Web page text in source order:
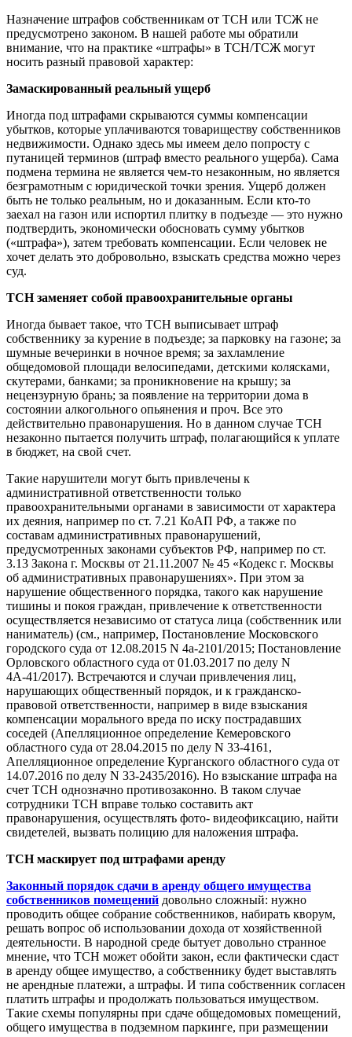
Назначение штрафов собственникам от ТСН или ТСЖ не
предусмотрено законом. В нашей работе мы обратили
внимание, что на практике «штрафы» в ТСН/ТСЖ могут
носить разный правовой характер:
Замаскированный реальный ущерб
Иногда под штрафами скрываются суммы компенсации
убытков, которые уплачиваются товариществу собственников
недвижимости. Однако здесь мы имеем дело попросту с
путаницей терминов (штраф вместо реального ущерба). Сама
подмена термина не является чем-то незаконным, но является
безграмотным с юридической точки зрения. Ущерб должен
быть не только реальным, но и доказанным. Если кто-то
заехал на газон или испортил плитку в подъезде — это нужно
подтвердить, экономически обосновать сумму убытков
(«штрафа»), затем требовать компенсации. Если человек не
хочет делать это добровольно, взыскать средства можно через
суд.
ТСН заменяет собой правоохранительные органы
Иногда бывает такое, что ТСН выписывает штраф
собственнику за курение в подъезде; за парковку на газоне; за
шумные вечеринки в ночное время; за захламление
общедомовой площади велосипедами, детскими колясками,
скутерами, банками; за проникновение на крышу; за
нецензурную брань; за появление на территории дома в
состоянии алкогольного опьянения и проч. Все это
действительно правонарушения. Но в данном случае ТСН
незаконно пытается получить штраф, полагающийся к уплате
в бюджет, на свой счет.
Такие нарушители могут быть привлечены к
административной ответственности только
правоохранительными органами в зависимости от характера
их деяния, например по ст. 7.21 КоАП РФ, а также по
составам административных правонарушений,
предусмотренных законами субъектов РФ, например по ст.
3.13 Закона г. Москвы от 21.11.2007 № 45 «Кодекс г. Москвы
об административных правонарушениях». При этом за
нарушение общественного порядка, такого как нарушение
тишины и покоя граждан, привлечение к ответственности
осуществляется независимо от статуса лица (собственник или
наниматель) (см., например, Постановление Московского
городского суда от 12.08.2015 N 4а-2101/2015; Постановление
Орловского областного суда от 01.03.2017 по делу N
4А-41/2017). Встречаются и случаи привлечения лиц,
нарушающих общественный порядок, и к гражданско-
правовой ответственности, например в виде взыскания
компенсации морального вреда по иску пострадавших
соседей (Апелляционное определение Кемеровского
областного суда от 28.04.2015 по делу N 33-4161,
Апелляционное определение Курганского областного суда от
14.07.2016 по делу N 33-2435/2016). Но взыскание штрафа на
счет ТСН однозначно противозаконно. В таком случае
сотрудники ТСН вправе только составить акт
правонарушения, осуществлять фото- видеофиксацию, найти
свидетелей, вызвать полицию для наложения штрафа.
ТСН маскирует под штрафами аренду
Законный порядок сдачи в аренду общего имущества
собственников помещений довольно сложный: нужно
проводить общее собрание собственников, набирать кворум,
решать вопрос об использовании дохода от хозяйственной
деятельности. В народной среде бытует довольно странное
мнение, что ТСН может обойти закон, если фактически сдаст
в аренду общее имущество, а собственнику будет выставлять
не арендные платежи, а штрафы. И типа собственник согласен
платить штрафы и продолжать пользоваться имуществом.
Такие схемы популярны при сдаче общедомовых помещений,
общего имущества в подземном паркинге, при размещении